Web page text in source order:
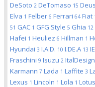
DeSoto 2 DeTomaso 15 Deus
Elva 1 Felber 6 Ferrari 64 Fiat
51 GAC 1 GFG Style 5 Ghia 12
Hafei 1 Heuliez 6 Hillman 1
Hyundai 3 I.A.D. 10 I.DE.A 13
Fraschini 9 Isuzu 2 ItalDesign
Karmann 7 Lada 1 Laffite 3
Lexus 1 Lincoln 1 Lola 1 Lotus